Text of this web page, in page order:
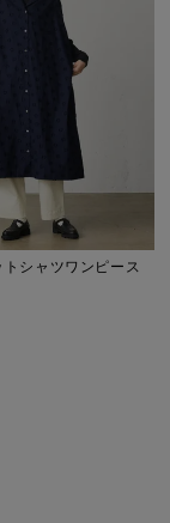
シャツワンピース